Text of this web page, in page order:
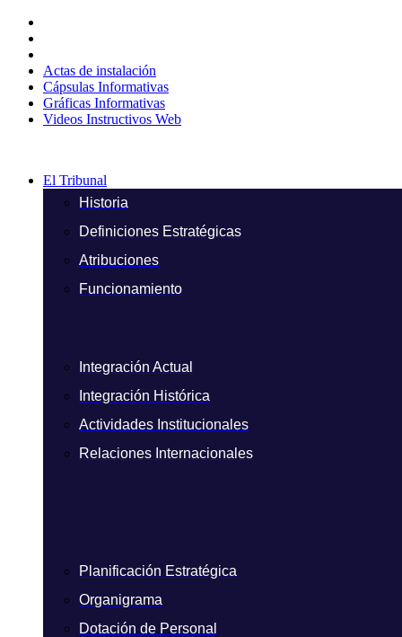
contenido
Actas de instalación
Cápsulas Informativas
Gráficas Informativas
Videos Instructivos Web
El Tribunal
Historia
Definiciones Estratégicas
Atribuciones
Funcionamiento
Integración Actual
Integración Histórica
Actividades Institucionales
Relaciones Internacionales
Planificación Estratégica
Organigrama
Dotación de Personal